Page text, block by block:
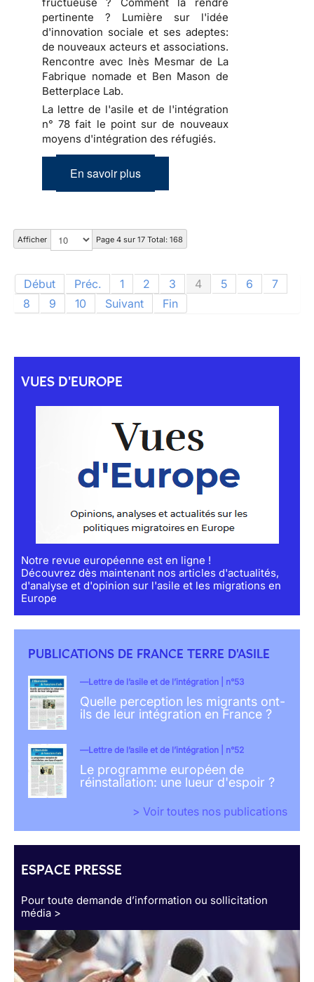
pertinente ? Lumière sur l'idée
d'innovation sociale et ses adeptes:
de nouveaux acteurs et associations.
Rencontre avec Inès Mesmar de La
Fabrique nomade et Ben Mason de
Betterplace Lab.
La lettre de l'asile et de l'intégration
n° 78 fait le point sur de nouveaux
moyens d'intégration des réfugiés.
En savoir plus
Afficher Page 4 sur 17 Total: 168
Début Préc. 1 2 3 4 5 6
7
8
9 10 Suivant Fin
VUES D'EUROPE
Notre revue européenne est en ligne !
Découvrez dès maintenant nos articles d'actualités,
d'analyse et d'opinion sur l'asile et les migrations en
Europe
PUBLICATIONS DE FRANCE TERRE D'ASILE
Lettre de l’asile et de l’intégration | n°53
Quelle perception les migrants ont-
ils de leur intégration en France ?
Lettre de l’asile et de l’intégration | n°52
Le programme européen de
réinstallation: une lueur d'espoir ?
> Voir toutes nos publications
ESPACE PRESSE
Pour toute demande d’information ou sollicitation
média >